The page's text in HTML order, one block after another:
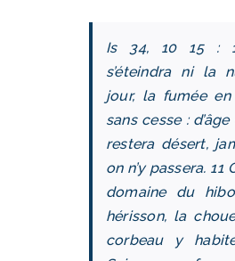
Is 34, 10 15 :
s’éteindra ni la
jour, la fumée en
sans cesse :
restera désert,
on n’y passera. 11
domaine du
hérisson, la
corbeau y